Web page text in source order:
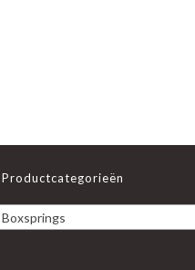
Productcategorieën
Boxsprings